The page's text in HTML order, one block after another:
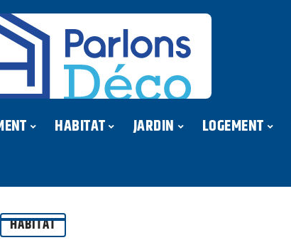
HABITAT JARDIN LOGEMENT
HABITAT